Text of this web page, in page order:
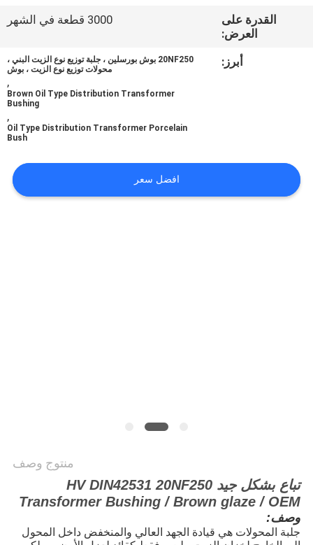
اتصل
الموقع
PRIVACY
القدرة على
العرض:
3000 قطعة في الشهر
أبرز:
20NF250 بوش بورسلين ، جلبة توزيع نوع الزيت البني ،
محولات توزيع نوع الزيت ، بوش
,
Brown Oil Type Distribution Transformer
Bushing
,
Oil Type Distribution Transformer Porcelain
Bush
افضل سعر
منتوج وصف
تباع بشكل جيد HV DIN42531 20NF250
Transformer Bushing / Brown glaze / OEM
وصف:
جلبة المحولات هي قيادة الجهد العالي والمنخفض داخل المحول